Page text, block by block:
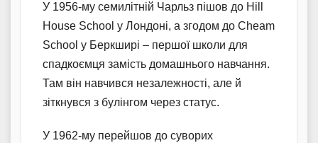
У 1956-му семилітній Чарльз пішов до Hill
House School у Лондоні, а згодом до Cheam
School у Беркширі – першої школи для
спадкоємця замість домашнього навчання.
Там він навчився незалежності, але й
зіткнувся з булінгом через статус.
У 1962-му перейшов до суворих